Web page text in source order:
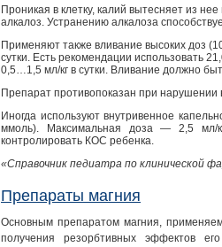
Проникая в клетку, калий вытесняет из
алкалоз. Устранению алкалоза
Применяют также вливание высоких доз
сутки. Есть рекомендации использовать
0,5…1,5 мл/кг в сутки. Вливание должно
Препарат противопоказан при нарушении
Иногда используют внутривенное
ммоль). Максимальная доза — 2,5 мл/
контролировать КОС ребенка.
«Справочник педиатра по клинической
Препараты магния
Основным препаратом магния,
получения резорбтивных эффектов